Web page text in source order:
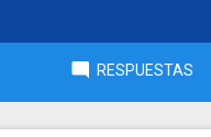
RESPUESTAS